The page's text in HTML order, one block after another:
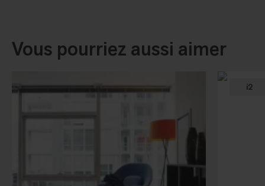
Vous pourriez aussi aimer
i2